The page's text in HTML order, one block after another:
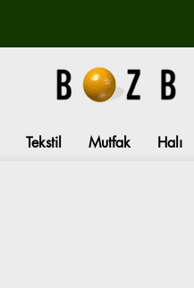
Tekstil Mutfak Halı